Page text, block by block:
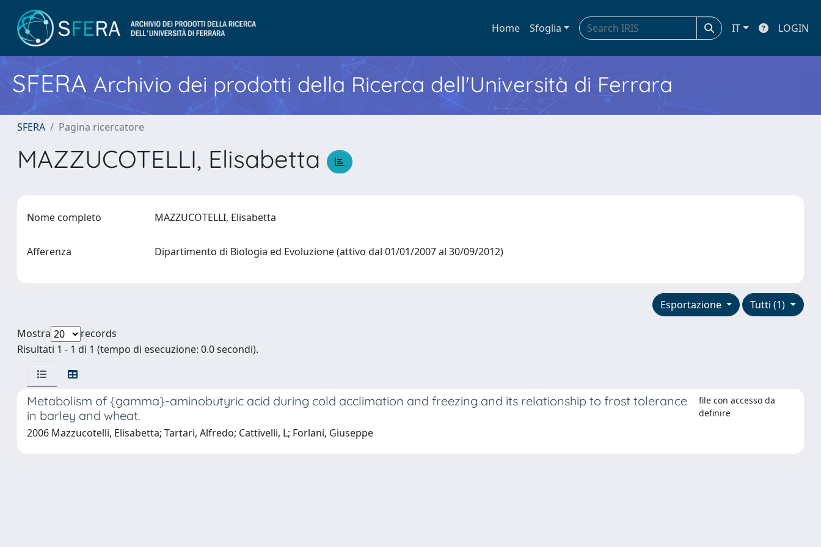
Home Sfoglia IT LOGIN
SFERA Archivio dei prodotti della Ricerca dell'Università di Ferrara
SFERA Pagina ricercatore
MAZZUCOTELLI, Elisabetta
Nome completo MAZZUCOTELLI, Elisabetta
Afferenza Dipartimento di Biologia ed Evoluzione (attivo dal 01/01/2007 al 30/09/2012)
Tutti (1)
Esportazione
Mostra
records
Risultati 1 - 1 di 1 (tempo di esecuzione: 0.0 secondi).
Metabolism of {gamma}-aminobutyric acid during cold acclimation and freezing and its relationship to frost tolerance
in barley and wheat.
file con accesso da
definire
2006 Mazzucotelli, Elisabetta; Tartari, Alfredo; Cattivelli, L; Forlani, Giuseppe